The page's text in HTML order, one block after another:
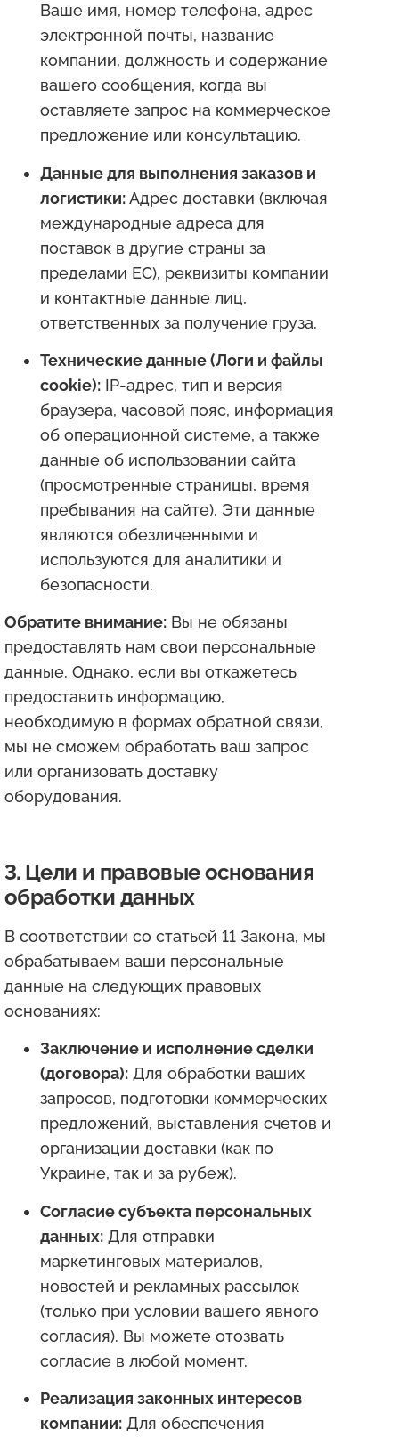
Ваше имя, номер телефона, адрес
электронной почты, название
компании, должность и содержание
вашего сообщения, когда вы
оставляете запрос на коммерческое
предложение или консультацию.
Данные для выполнения заказов и
логистики:Адрес доставки (включая
международные адреса для
поставок в другие страны за
пределами ЕС), реквизиты компании
и контактные данные лиц,
ответственных за получение груза.
Технические данные (Логи и файлы
cookie): IP-адрес, тип и версия
браузера, часовой пояс, информация
об операционной системе, а также
данные об использовании сайта
(просмотренные страницы, время
пребывания на сайте). Эти данные
являются обезличенными и
используются для аналитики и
безопасности.
Обратите внимание: Вы не обязаны
предоставлять нам свои персональные
данные. Однако, если вы откажетесь
предоставить информацию,
необходимую в формах обратной связи,
мы не сможем обработать ваш запрос
или организовать доставку
оборудования.
3. Цели и правовые основания
обработки данных
В соответствии со статьей 11 Закона, мы
обрабатываем ваши персональные
данные на следующих правовых
основаниях:
Заключение и исполнение сделки
(договора): Для обработки ваших
запросов, подготовки коммерческих
предложений, выставления счетов и
организации доставки (как по
Украине, так и за рубеж).
Согласие субъекта персональных
данных: Для отправки
маркетинговых материалов,
новостей и рекламных рассылок
(только при условии вашего явного
согласия). Вы можете отозвать
согласие в любой момент.
Реализация законных интересов
компании: Для обеспечения